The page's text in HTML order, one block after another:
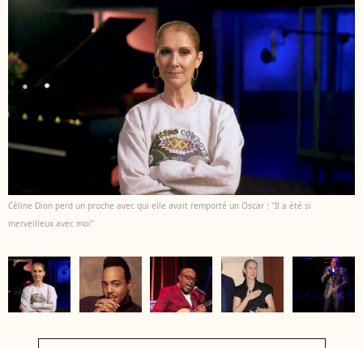
Céline Dion perd un proche avec qui elle avait remporté un Oscar : "Il a été si
merveilleux avec moi"